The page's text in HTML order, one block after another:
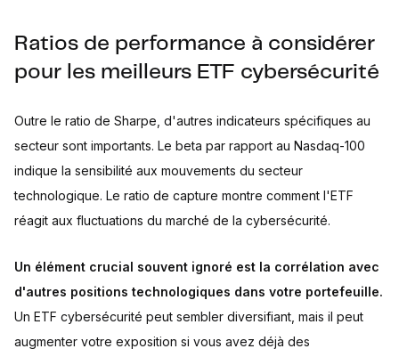
Ratios de performance à considérer
pour les meilleurs ETF cybersécurité
Outre le ratio de Sharpe, d'autres indicateurs spécifiques au
secteur sont importants. Le beta par rapport au Nasdaq-100
indique la sensibilité aux mouvements du secteur
technologique. Le ratio de capture montre comment l'ETF
réagit aux fluctuations du marché de la cybersécurité.
Un élément crucial souvent ignoré est la corrélation avec
d'autres positions technologiques dans votre portefeuille.
Un ETF cybersécurité peut sembler diversifiant, mais il peut
augmenter votre exposition si vous avez déjà des